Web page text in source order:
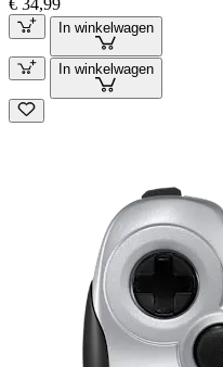
€ 34,99
In winkelwagen
In winkelwagen